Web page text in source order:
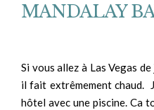
MANDALAY
Si vous allez à Las Vegas
il fait extrêmement chaud.
hôtel avec une piscine. Ca